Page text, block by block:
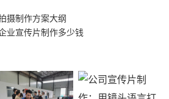
摄制作方案大纲
业宣传片制作多少钱